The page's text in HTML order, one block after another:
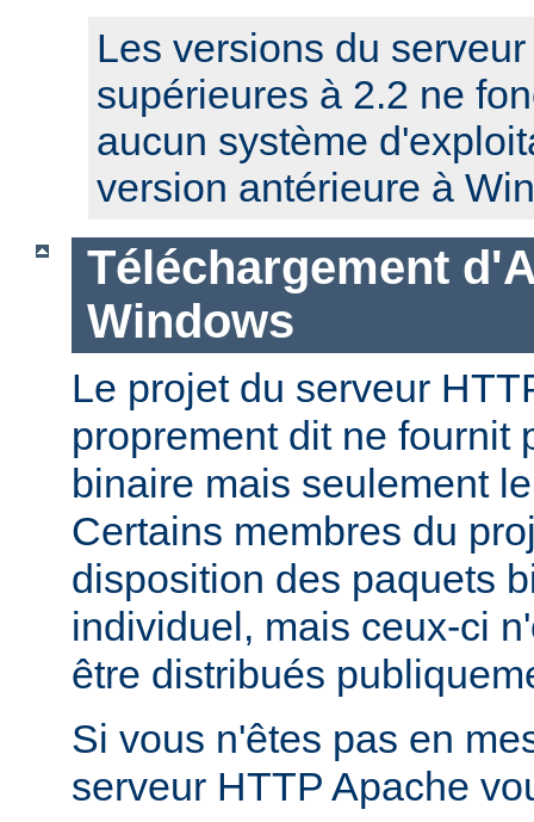
Les versions du
supérieures à 2.2 ne
aucun système
version antérieure à
Téléchargement
Windows
Le projet du serveur
proprement dit ne fournit
binaire mais seulement
Certains membres du
disposition des paquets
individuel, mais ceux-ci
être distribués
Si vous n'êtes pas en
serveur HTTP Apache